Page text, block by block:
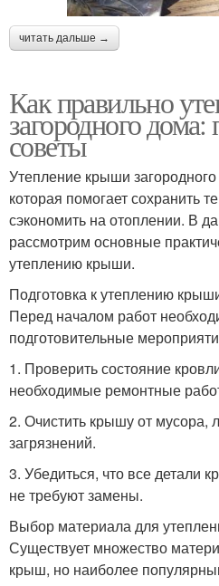
читать дальше →
Как правильно
загородного дома:
советы
Утепление крыши
которая помогает сохранить
сэкономить на отоплении. В
рассмотрим основные
утеплению крыши.
Подготовка к утеплению
Перед началом работ
подготовительные
1. Проверить состояние
необходимые ремонтные
2. Очистить крышу от мусора,
загрязнений.
3. Убедиться, что все детали
не требуют замены.
Выбор материала для
Существует множество
крыш, но наиболее